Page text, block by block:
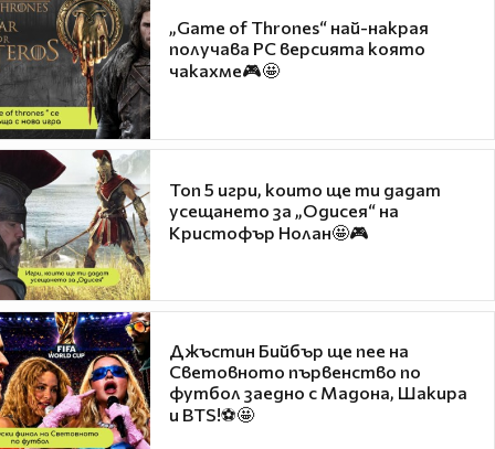
„Game of Thrones“ най-накрая
получава PC версията която
чакахме🎮🤩
Топ 5 игри, които ще ти дадат
усещането за „Одисея“ на
Кристофър Нолан🤩🎮
Джъстин Бийбър ще пее на
Световното първенство по
футбол заедно с Мадона, Шакира
и BTS!⚽🤩